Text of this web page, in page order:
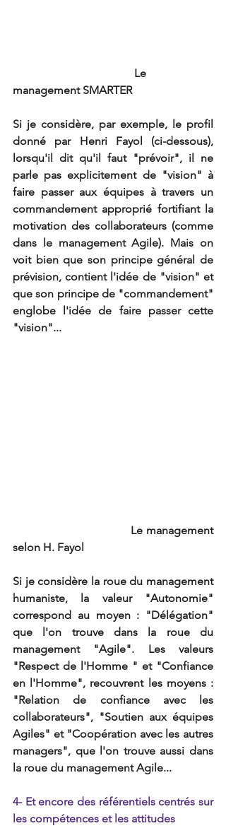
management SMARTER
Si je considère, par exemple, le profil
donné par Henri Fayol (ci-dessous),
lorsqu'il dit qu'il faut "prévoir", il ne
parle pas explicitement de "vision" à
faire passer aux équipes à travers un
commandement approprié fortifiant la
motivation des collaborateurs (comme
dans le management Agile). Mais on
voit bien que son principe général de
prévision, contient l'idée de "vision" et
que son principe de "commandement"
englobe l'idée de faire passer cette
"vision"...
selon H. Fayol
Si je considère la roue du management
humaniste, la valeur "Autonomie"
correspond au moyen : "Délégation"
que l'on trouve dans la roue du
management "Agile". Les valeurs
"Respect de l'Homme " et "Confiance
en l'Homme", recouvrent les moyens :
"Relation de confiance avec les
collaborateurs", "Soutien aux équipes
Agiles" et "Coopération avec les autres
managers", que l'on trouve aussi dans
la roue du management Agile...
4- Et encore des référentiels centrés sur
les compétences et les attitudes